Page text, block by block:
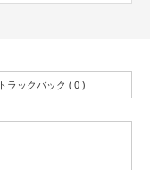
トラックバック ( 0 )